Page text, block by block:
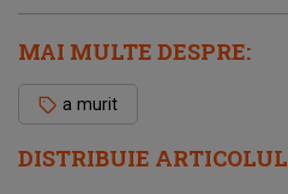
DISTRIBUIE ARTICOLUL
MAI MULTE DESPRE:
a murit